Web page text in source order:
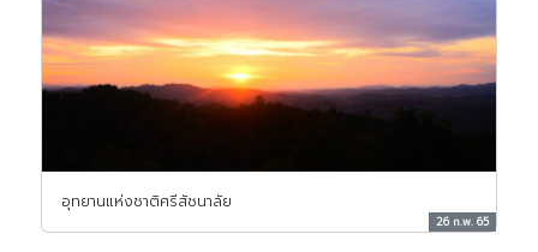
อุทยานแห่งชาติศรีสัชนาลัย
26 ก.พ. 65